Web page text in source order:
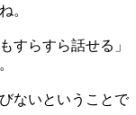
。
すらすら話せる」
ないということで